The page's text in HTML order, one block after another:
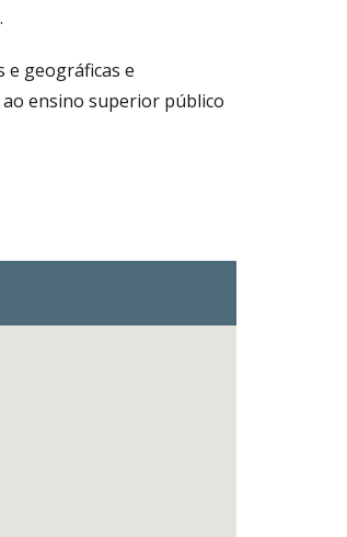
e geográficas e
ensino superior público